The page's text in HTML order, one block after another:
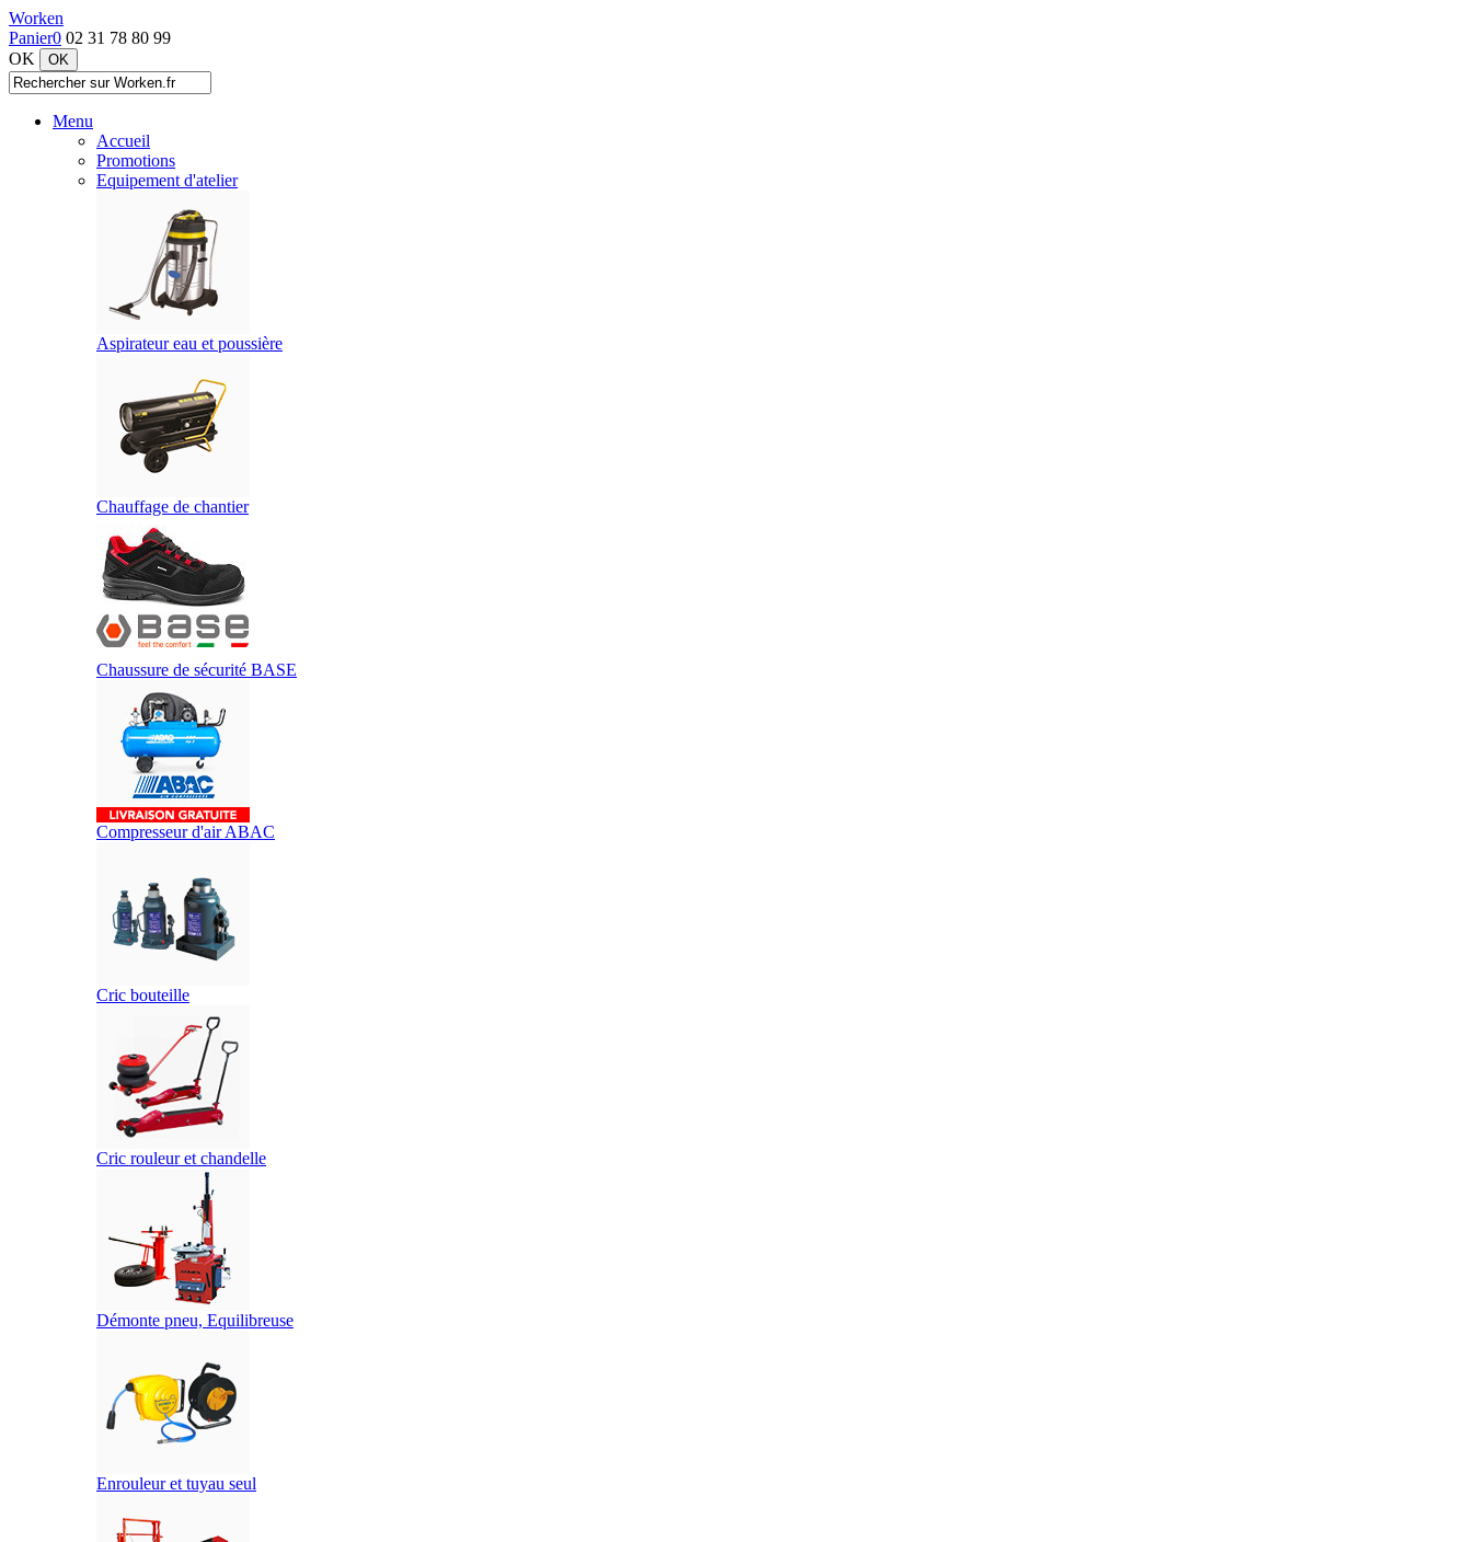
Worken
Panier0 02 31 78 80 99
OK
Menu
Accueil
Promotions
Equipement d'atelier
Aspirateur eau et poussière
Chauffage de chantier
Chaussure de sécurité BASE
Compresseur d'air ABAC
Cric bouteille
Cric rouleur et chandelle
Démonte pneu, Equilibreuse
Enrouleur et tuyau seul